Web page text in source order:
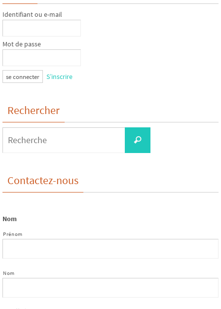
Identifiant ou e-mail
Mot de passe
S’inscrire
Rechercher
Recherche
Contactez-nous
Nom
Prénom
Nom